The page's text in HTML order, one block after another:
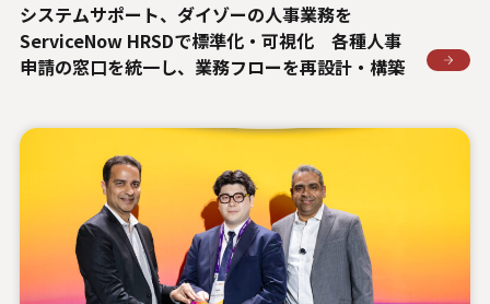
システムサポート、ダイゾーの人事業務を
ServiceNow HRSDで標準化・可視化 各種人事
申請の窓口を統一し、業務フローを再設計・構築